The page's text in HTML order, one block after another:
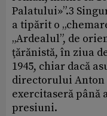
Palatului»”.3
a tipărit o
„Ardealul”, de
ţărănistă, în ziua
1945, chiar dacă
directorului Anton
exercitaseră până
presiuni.